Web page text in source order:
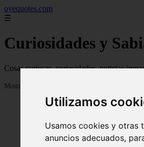
Utilizamos
Usamos cookies y otras
anuncios adecuados,
oyequotes.com
☰
Curiosidades y
Cosas curiosas, curiosidades, noticias
Mostrando 1 - 24 de 2834 artículos